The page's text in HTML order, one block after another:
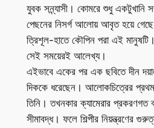
যুবক সন্ন্যাসী। কোমরে শুধু একটুখানি
পেছনের নিসর্গ আলোয় আবৃত হয়ে
ত্রিশূল-হাতে কৌপিন পরা এই
সেই সময়েরই আলেখ্য।
এইভাবে একের পর এক ছবিতে দীন
দিককে ধরেছেন। আলোকচিত্রের
তিনি। তখনকার ক্যামেরার প্রকরণগত
সীমাবদ্ধ। ফলে শিল্পীর নিয়ন্ত্রণের